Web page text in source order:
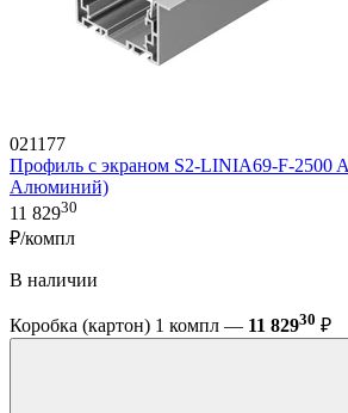
021177
Профиль с экраном S2-LINIA69-F-2500
Алюминий)
11 82930
₽/компл
В наличии
Коробка (картон) 1 компл — 11 82930 ₽